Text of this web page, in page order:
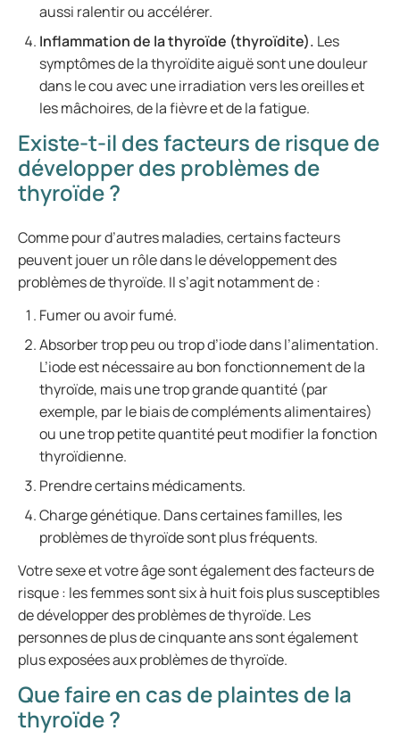
aussi ralentir ou accélérer.
Inflammation de la thyroïde (thyroïdite). Les
symptômes de la thyroïdite aiguë sont une douleur
dans le cou avec une irradiation vers les oreilles et
les mâchoires, de la fièvre et de la fatigue.
Existe-t-il des facteurs de risque de
développer des problèmes de
thyroïde ?
Comme pour d’autres maladies, certains facteurs
peuvent jouer un rôle dans le développement des
problèmes de thyroïde. Il s’agit notamment de :
Fumer ou avoir fumé.
Absorber trop peu ou trop d’iode dans l’alimentation.
L’iode est nécessaire au bon fonctionnement de la
thyroïde, mais une trop grande quantité (par
exemple, par le biais de compléments alimentaires)
ou une trop petite quantité peut modifier la fonction
thyroïdienne.
Prendre certains médicaments.
Charge génétique. Dans certaines familles, les
problèmes de thyroïde sont plus fréquents.
Votre sexe et votre âge sont également des facteurs de
risque : les femmes sont six à huit fois plus susceptibles
de développer des problèmes de thyroïde. Les
personnes de plus de cinquante ans sont également
plus exposées aux problèmes de thyroïde.
Que faire en cas de plaintes de la
thyroïde ?